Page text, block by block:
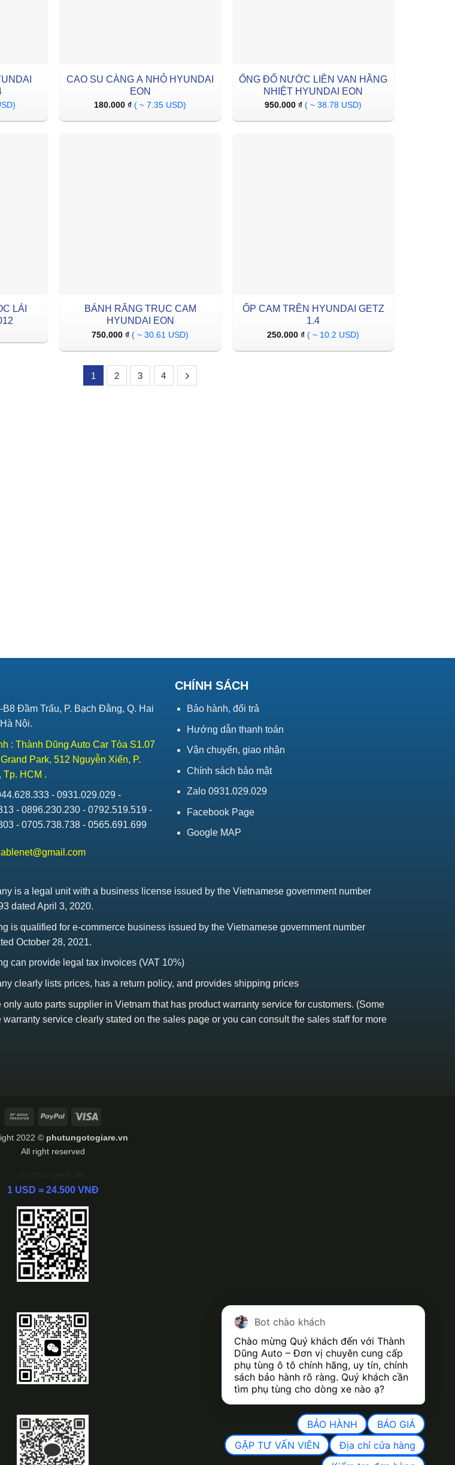
CAO SU CÀNG A NHỎ HYUNDAI
EON
180.000₫ ( ~ 7.35 USD)
ỐNG ĐỔ NƯỚC LIỀN VAN HẰNG
NHIỆT HYUNDAI EON
950.000₫ ( ~ 38.78 USD)
LÁI
BÁNH RĂNG TRỤC CAM
HYUNDAI EON
750.000₫ ( ~ 30.61 USD)
ỐP CAM TRÊN HYUNDAI GETZ
1.4
250.000₫ ( ~ 10.2 USD)
1 2 3 4
B8 Đầm Trấu, P. Bạch Đằng, Q. Hai
Nội.
: Thành Dũng Auto Car Tòa S1.07
Park, 512 Nguyễn Xiển, P.
Tp. HCM .
- 0931.029.029 -
- 0896.230.230 - 0792.519.519 -
- 0705.738.738 - 0565.691.699
CHÍNH SÁCH
Bảo hành, đổi trả
Hướng dẫn thanh toán
Vận chuyển, giao nhận
Chính sách bảo mật
Zalo 0931.029.029
Facebook Page
Google MAP
is a legal unit with a business license issued by the Vietnamese government number
dated April 3, 2020.
is qualified for e-commerce business issued by the Vietnamese government number
October 28, 2021.
can provide legal tax invoices (VAT 10%)
clearly lists prices, has a return policy, and provides shipping prices
only auto parts supplier in Vietnam that has product warranty service for customers. (Some
warranty service clearly stated on the sales page or you can consult the sales staff for more
Bank
PayPal
2022 © phutungotogiare.vn
All right reserved
1 USD = 24.500 VNĐ
Bot chào khách
Chào mừng Quý khách đến với Thành
Dũng Auto – Đơn vị chuyên cung cấp
phụ tùng ô tô chính hãng, uy tín, chính
sách bảo hành rõ ràng. Quý khách cần
tìm phụ tùng cho dòng xe nào ạ?
BẢO HÀNH
BÁO GIÁ
GẶP TƯ VẤN VIÊN
Địa chỉ cửa hàng